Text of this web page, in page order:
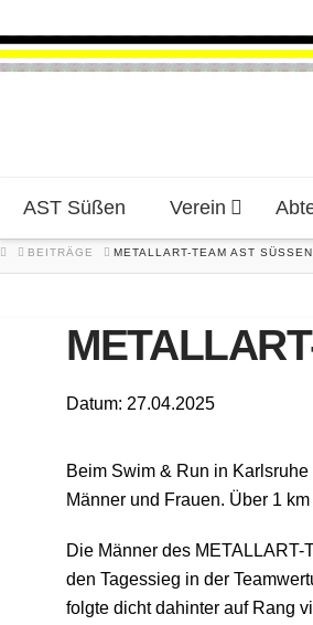
AST Süßen Verein
HOMEBEITRÄGE METALLART-TEAM AST
Datum: 27.04.2025
Beim Swim & Run in
Männer und Frauen. Über 1
Die Männer des
den Tagessieg in der
folgte dicht dahinter auf Rang